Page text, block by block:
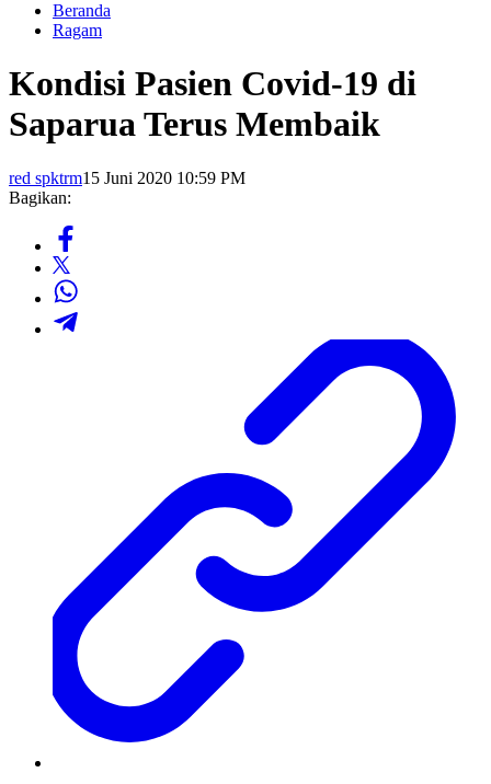
Beranda
Ragam
Kondisi Pasien Covid-19 di
Saparua Terus Membaik
red spktrm15 Juni 2020 10:59 PM
Bagikan: